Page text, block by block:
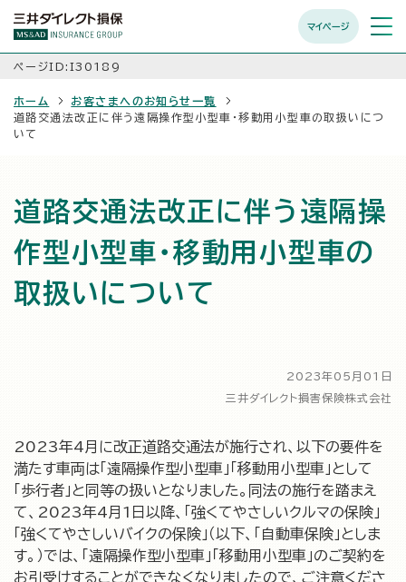
マイページ
メニュ
開く
ページID:I30189
ホーム
お客さまへのお知らせ一覧
道路交通法改正に伴う遠隔操作型小型車・移動用小型車の取扱いにつ
いて
道路交通法改正に伴う遠隔操
作型小型車・移動用小型車の
取扱いについて
2023年05月01日
三井ダイレクト損害保険株式会社
2023年4月に改正道路交通法が施行され、以下の要件を
満たす車両は「遠隔操作型小型車」「移動用小型車」として
「歩行者」と同等の扱いとなりました。同法の施行を踏まえ
て、2023年4月1日以降、「強くてやさしいクルマの保険」
「強くてやさしいバイクの保険」（以下、「自動車保険」としま
す。）では、「遠隔操作型小型車」「移動用小型車」のご契約を
お引受けすることができなくなりましたので、ご注意くださ